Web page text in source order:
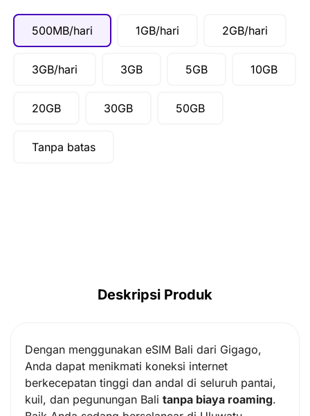
IDR (Rp)
500MB/hari 1GB/hari 2GB/hari
3GB/hari 3GB 5GB 10GB
20GB 30GB 50GB
Tanpa batas
Deskripsi Produk
Dengan menggunakan eSIM Bali dari Gigago,
Anda dapat menikmati koneksi internet
berkecepatan tinggi dan andal di seluruh pantai,
kuil, dan pegunungan Bali tanpa biaya roaming.